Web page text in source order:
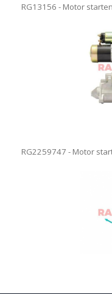
RG13156 - Motor starten
RG2259747 - Motor